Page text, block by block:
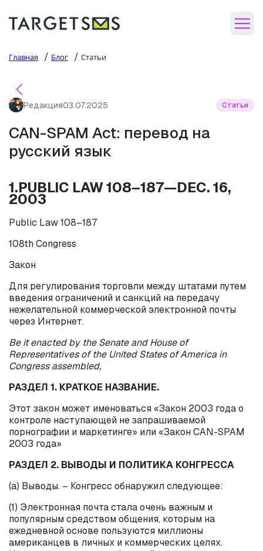
Главная / Блог / Статьи
Редакция03.07.2025 Статьи
CAN-SPAM Act: перевод на
русский язык
1.PUBLIC LAW 108–187—DEC. 16,
2003
Public Law 108–187
108th Congress
Закон
Для регулирования торговли между штатами путем
введения ограничений и санкций на передачу
нежелательной коммерческой электронной почты
через Интернет.
Be it enacted by the Senate and House of
Representatives of the United States of America in
Congress assembled,
РАЗДЕЛ 1. КРАТКОЕ НАЗВАНИЕ.
Этот закон может именоваться «Закон 2003 года о
контроле наступающей не запрашиваемой
порнографии и маркетинге» или «ЗаконCAN-SPAM
2003 года»
РАЗДЕЛ 2. ВЫВОДЫ И ПОЛИТИКА КОНГРЕССА
(a) Выводы. – Конгресс обнаружил следующее:
(1) Электронная почта стала очень важным и
популярным средством общения, которым на
ежедневной основе пользуются миллионы
американцев в личных и коммерческих целях.